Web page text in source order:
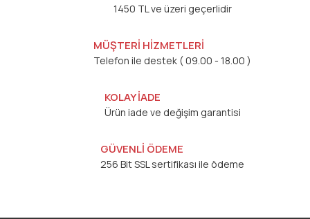
1450 TL ve üzeri geçerlidir
MÜŞTERİ HİZMETLERİ
Telefon ile destek ( 09.00 - 18.00 )
KOLAY İADE
Ürün iade ve değişim garantisi
GÜVENLİ ÖDEME
256 Bit SSL sertifikası ile ödeme